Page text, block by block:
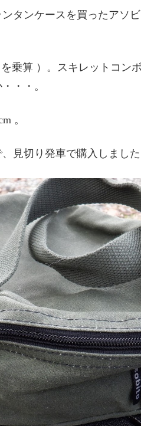
タンケースを買ったアソ
乗算 ）。スキレットコン
・・。
。
見切り発車で購入しました